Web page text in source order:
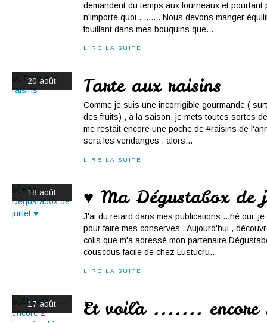
demandent du temps aux fourneaux et
n'importe quoi . ....... Nous devons manger
fouillant dans mes bouquins que...
LIRE LA SUITE
20 août Tarte aux raisins
Comme je suis une incorrigible gourmande (
des fruits) , à la saison, je mets toutes sortes
me restait encore une poche de #raisins de
sera les vendanges , alors...
LIRE LA SUITE
18 août ♥ Ma Dégustabox de
J'ai du retard dans mes publications ...hé oui
pour faire mes conserves . Aujourd'hui ,
colis que m'a adressé mon partenaire
couscous facile de chez Lustucru...
LIRE LA SUITE
17 août
Et voilà ....... encore